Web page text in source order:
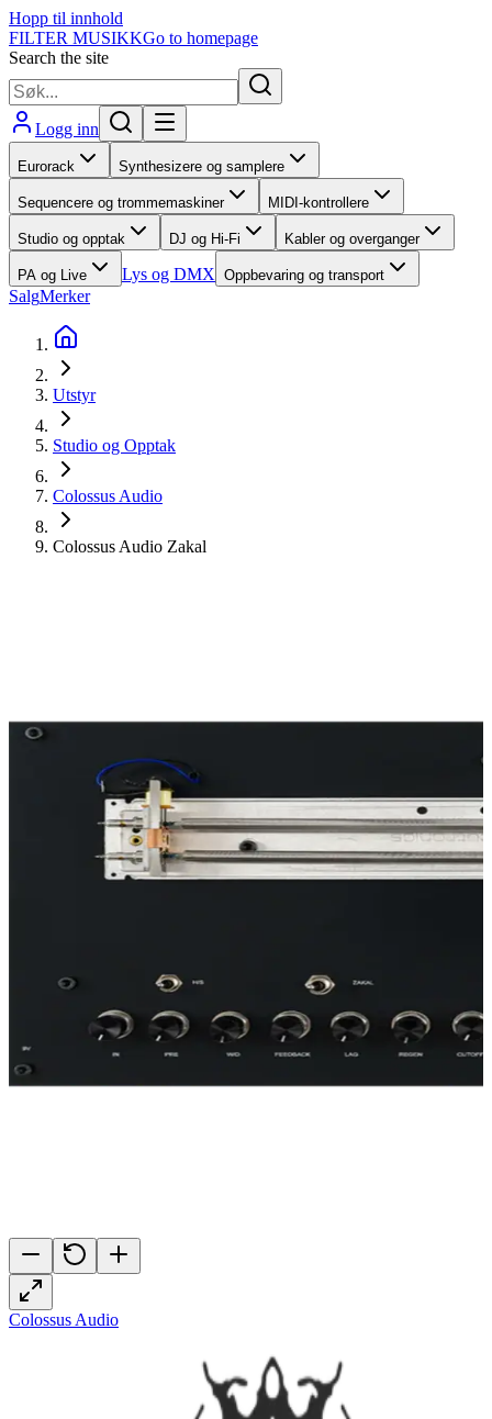
Hopp til innhold
FILTER MUSIKKGo to homepage
Search the site
Logg inn
Eurorack Synthesizere og samplere
Sequencere og trommemaskiner MIDI-kontrollere
Studio og opptak DJ og Hi-Fi Kabler og overganger
PA og Live Lys og DMX Oppbevaring og transport
SalgMerker
Utstyr
Studio og Opptak
Colossus Audio
Colossus Audio Zakal
Colossus Audio